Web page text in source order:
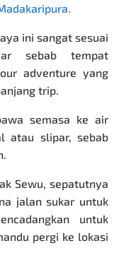
.
ini sangat sesuai
sebab tempat
adventure yang
trip.
semasa ke air
atau slipar, sebab
Sewu, sepatutnya
jalan sukar untuk
untuk
pergi ke lokasi